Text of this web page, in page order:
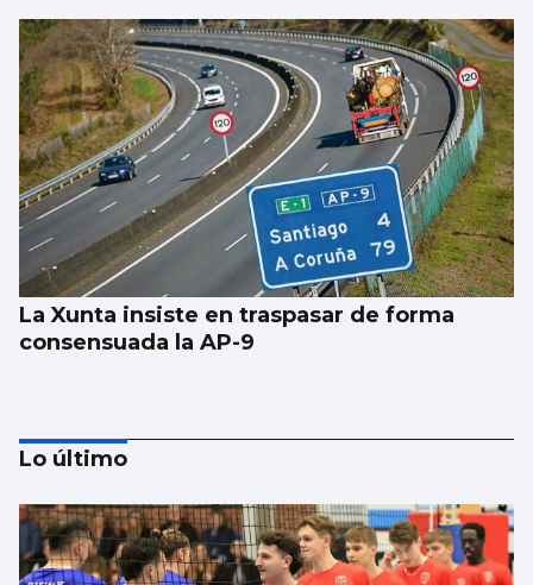
La Xunta insiste en traspasar de forma
consensuada la AP-9
Lo último